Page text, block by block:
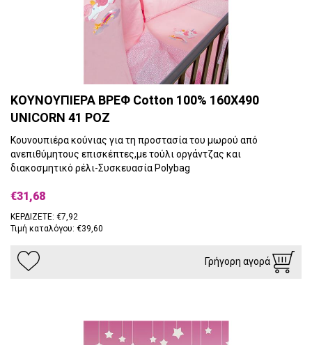
ΚΟΥΝΟΥΠΙΕΡΑ ΒΡΕΦ Cotton 100% 160X490
UNICORN 41 ΡΟΖ
Κουνουπιέρα κούνιας για τη προστασία του μωρού από
ανεπιθύμητους επισκέπτες,με τούλι οργάντζας και
διακοσμητικό ρέλι-Συσκευασία Polybag
€31,68
ΚΕΡΔΙΖΕΤΕ: €7,92
Τιμή καταλόγου: €39,60
Γρήγορη αγορά